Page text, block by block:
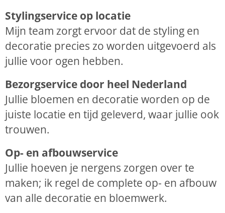
Stylingservice op locatie
Mijn team zorgt ervoor dat de styling en
decoratie precies zo worden uitgevoerd als
jullie voor ogen hebben.
Bezorgservice door heel Nederland
Jullie bloemen en decoratie worden op de
juiste locatie en tijd geleverd, waar jullie ook
trouwen.
Op- en afbouwservice
Jullie hoeven je nergens zorgen over te
maken; ik regel de complete op- en afbouw
van alle decoratie en bloemwerk.